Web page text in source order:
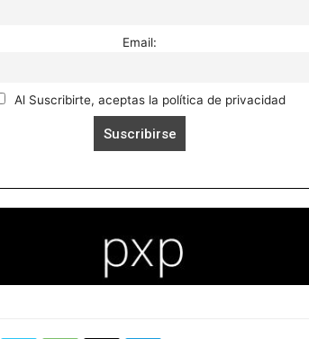
Email:
Al Suscribirte, aceptas la política de privacidad